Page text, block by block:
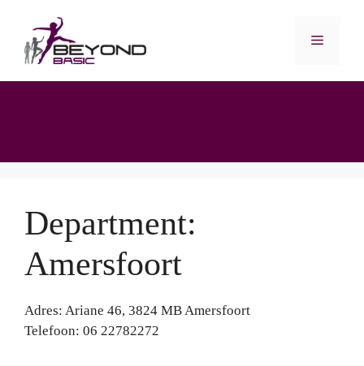
Menu
Department:
Amersfoort
Adres: Ariane 46, 3824 MB Amersfoort
Telefoon: 06 22782272